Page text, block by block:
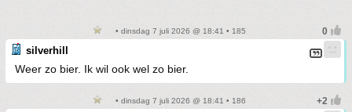
• dinsdag 7 juli 2026 @ 18:41 • 185
silverhill
Weer zo bier. Ik wil ook wel zo bier.
• dinsdag 7 juli 2026 @ 18:41 • 186